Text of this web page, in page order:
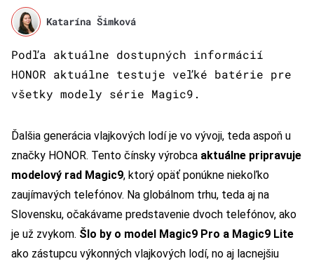
Katarína Šimková
Podľa aktuálne dostupných informácií
HONOR aktuálne testuje veľké batérie pre
všetky modely série Magic9.
Ďalšia generácia vlajkových lodí je vo vývoji, teda aspoň u
značky HONOR. Tento čínsky výrobca aktuálne pripravuje
modelový rad Magic9, ktorý opäť ponúkne niekoľko
zaujímavých telefónov. Na globálnom trhu, teda aj na
Slovensku, očakávame predstavenie dvoch telefónov, ako
je už zvykom. Šlo by o model Magic9 Pro a Magic9 Lite
ako zástupcu výkonných vlajkových lodí, no aj lacnejšiu